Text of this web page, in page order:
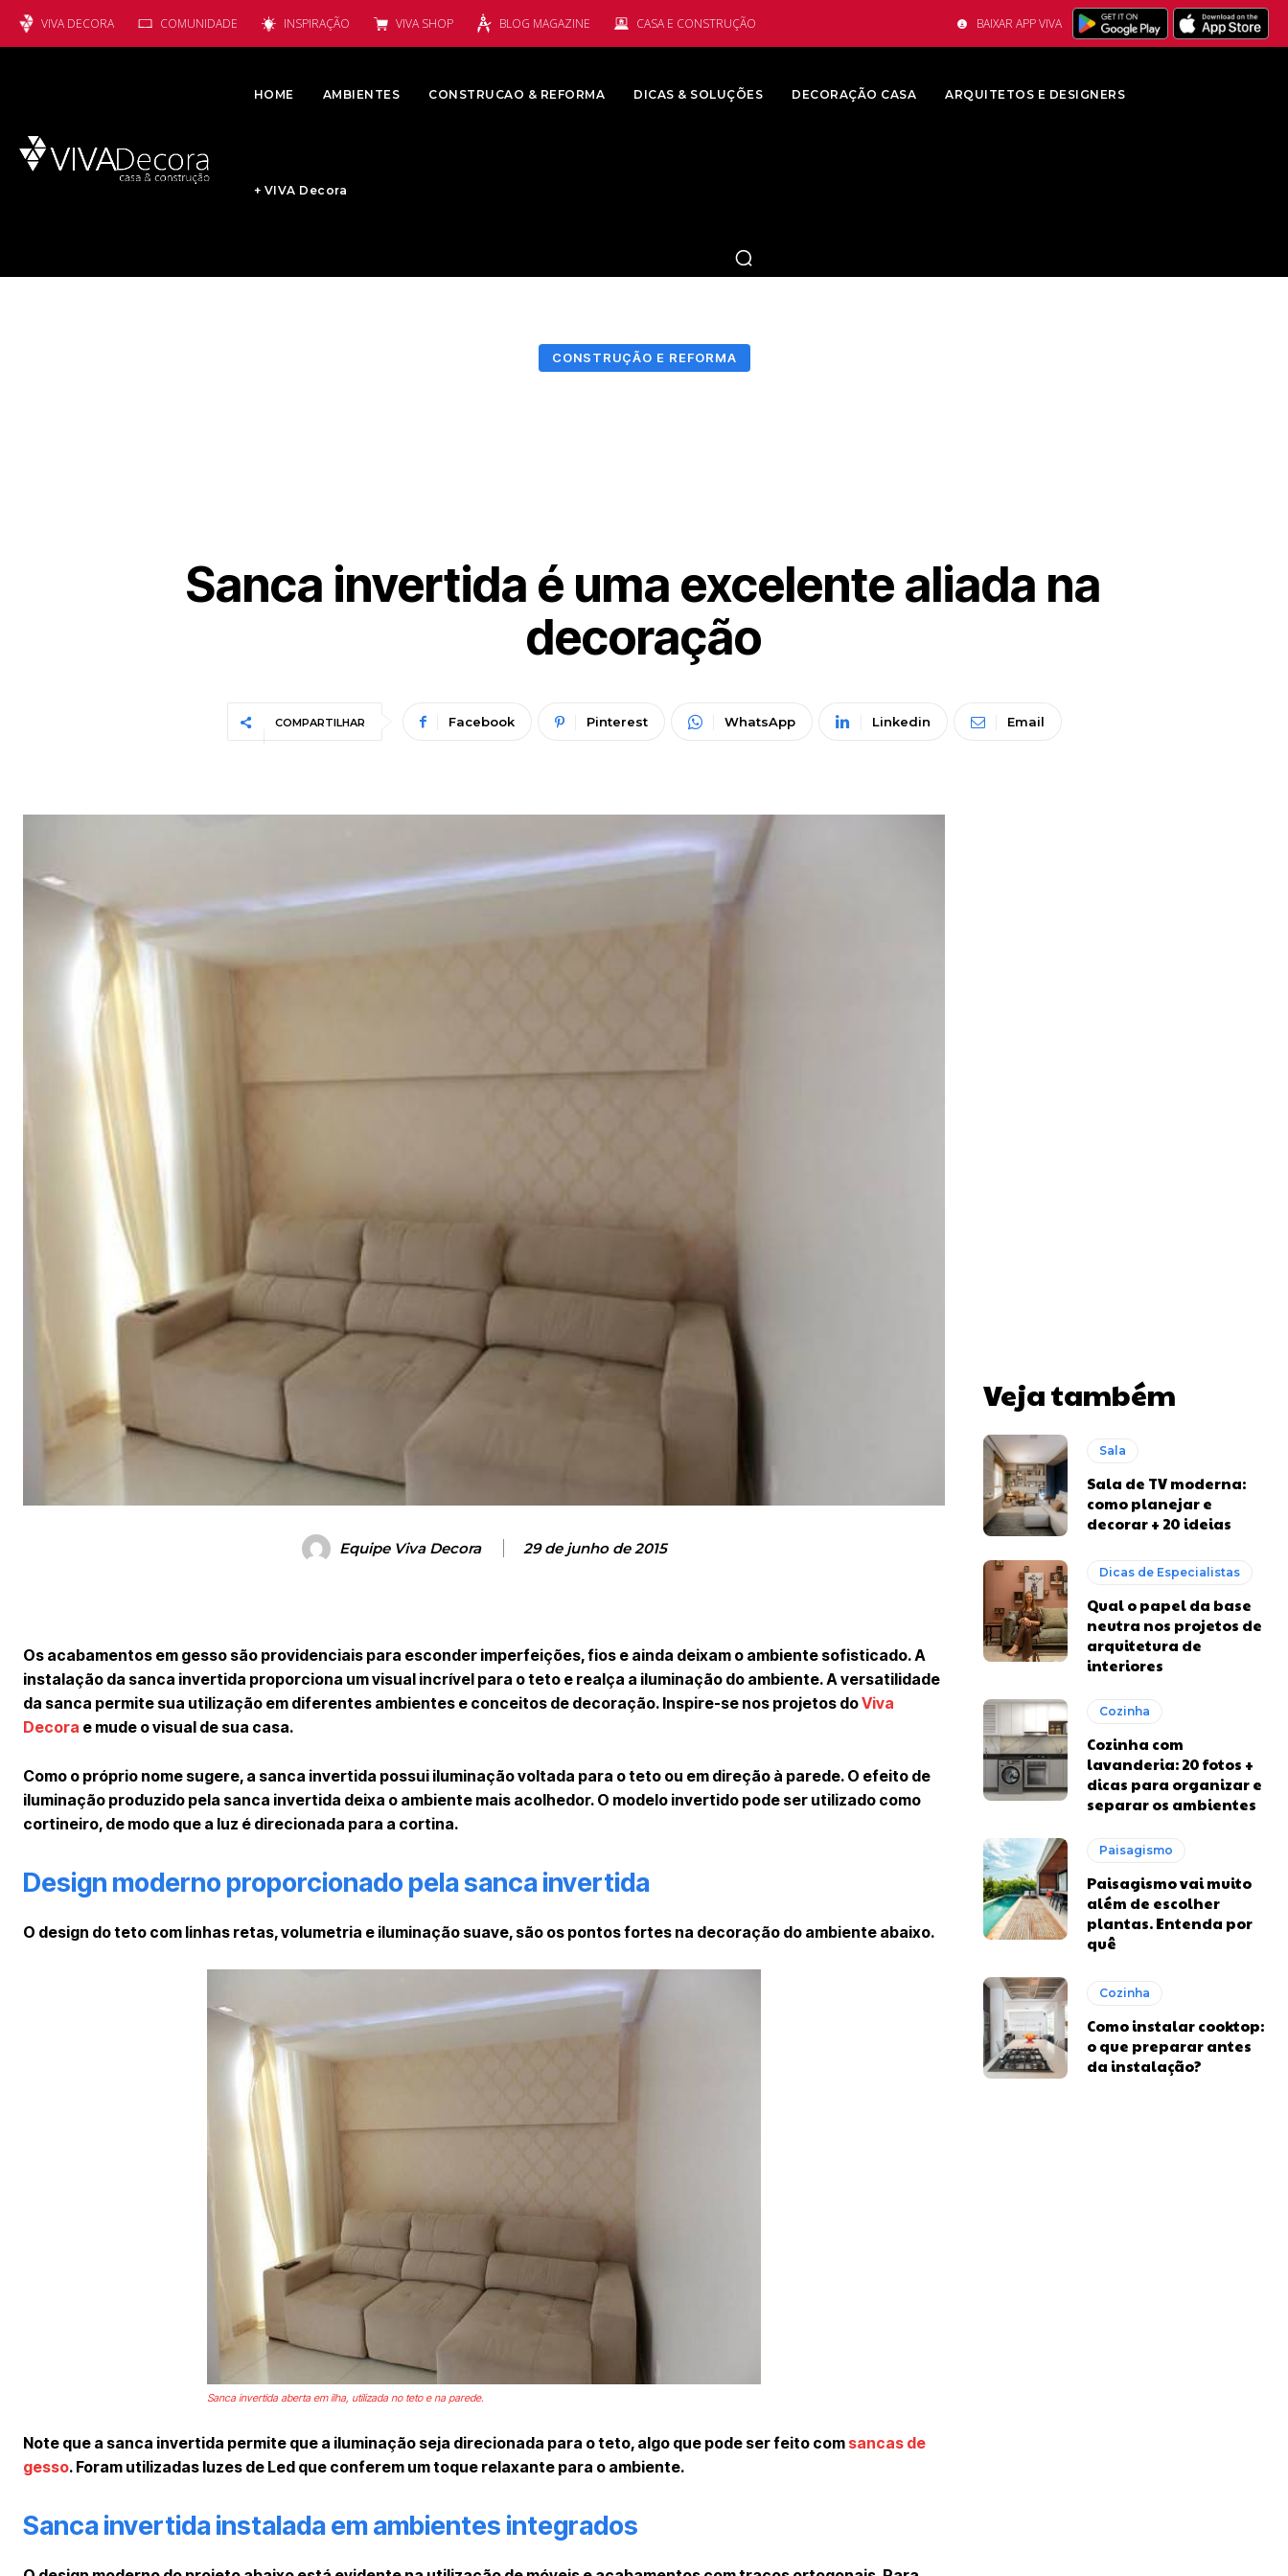
VIVA DECORA COMUNIDADE INSPIRAÇÃO VIVA SHOP BLOG MAGAZINE CASA E CONSTRUÇÃO BAIXAR APP VIVA
HOME AMBIENTES CONSTRUCAO & REFORMA DICAS & SOLUÇÕES DECORAÇÃO CASA ARQUITETOS E DESIGNERS
+ VIVA Decora
CONSTRUÇÃO E REFORMA
Sanca invertida é uma excelente aliada na
decoração
COMPARTILHAR Facebook Pinterest WhatsApp Linkedin Email
Equipe Viva Decora 29 de junho de 2015
Os acabamentos em gesso são providenciais para esconder imperfeições, fios e ainda deixam o ambiente sofisticado. A
instalação da sanca invertida proporciona um visual incrível para o teto e realça a iluminação do ambiente. A versatilidade
da sanca permite sua utilização em diferentes ambientes e conceitos de decoração. Inspire-se nos projetos doViva
Decora e mude o visual de sua casa.
Como o próprio nome sugere, a sanca invertida possui iluminação voltada para o teto ou em direção à parede. O efeito de
iluminação produzido pela sanca invertida deixa o ambiente mais acolhedor. O modelo invertido pode ser utilizado como
cortineiro, de modo que a luz é direcionada para a cortina.
Design moderno proporcionado pela sanca invertida
O design do teto com linhas retas, volumetria e iluminação suave, são os pontos fortes na decoração do ambiente abaixo.
Sanca invertida aberta em ilha, utilizada no teto e na parede.
Note que a sanca invertida permite que a iluminação seja direcionada para o teto, algo que pode ser feito com sancas de
gesso. Foram utilizadas luzes de Led que conferem um toque relaxante para o ambiente.
Sanca invertida instalada em ambientes integrados
Veja também
Sala
Sala de TV moderna:
como planejar e
decorar + 20 ideias
Dicas de Especialistas
Qual o papel da base
neutra nos projetos de
arquitetura de
interiores
Cozinha
Cozinha com
lavanderia: 20 fotos +
dicas para organizar e
separar os ambientes
Paisagismo
Paisagismo vai muito
além de escolher
plantas. Entenda por
quê
Cozinha
Como instalar cooktop:
o que preparar antes
da instalação?